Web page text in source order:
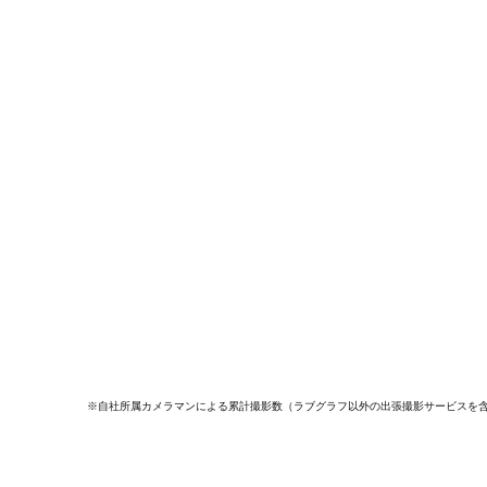
※自社所属カメラマンによる累計撮影数（ラブグラフ以外の出張撮影サービスを